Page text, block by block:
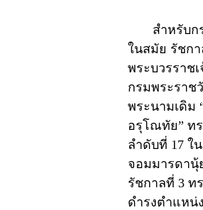
สำหรับกร
ในสมัย รัชก
พระบวรราช
กรมพระราช
พระนามเดิม
อรุโณทัย” ท
ลำดับที่ 17 ใ
จอมมารดานุ้
รัชกาลที่ 3 ท
ดำรงตำแหน่